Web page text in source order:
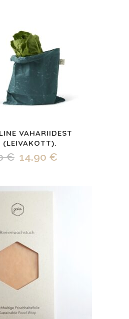
VAHARIIDEST
(LEIVAKOTT).
€ Algne
oli:
16.90 €.
14.90 €